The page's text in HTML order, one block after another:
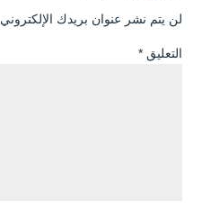
لن يتم نشر عنوان بريدك الإلكتروني.
التعليق *